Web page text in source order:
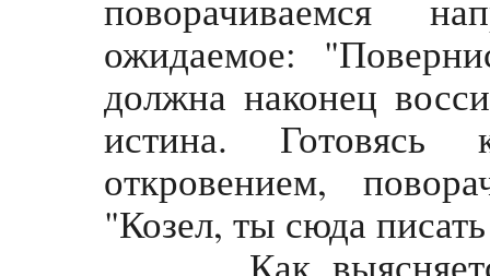
поворачиваемся
ожидаемое:
должна наконец
истина.
откровением,
"Козел, ты сюда
Как выясняется